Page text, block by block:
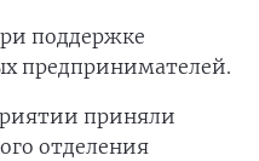
поддержке
предпринимателей.
приняли
отделения